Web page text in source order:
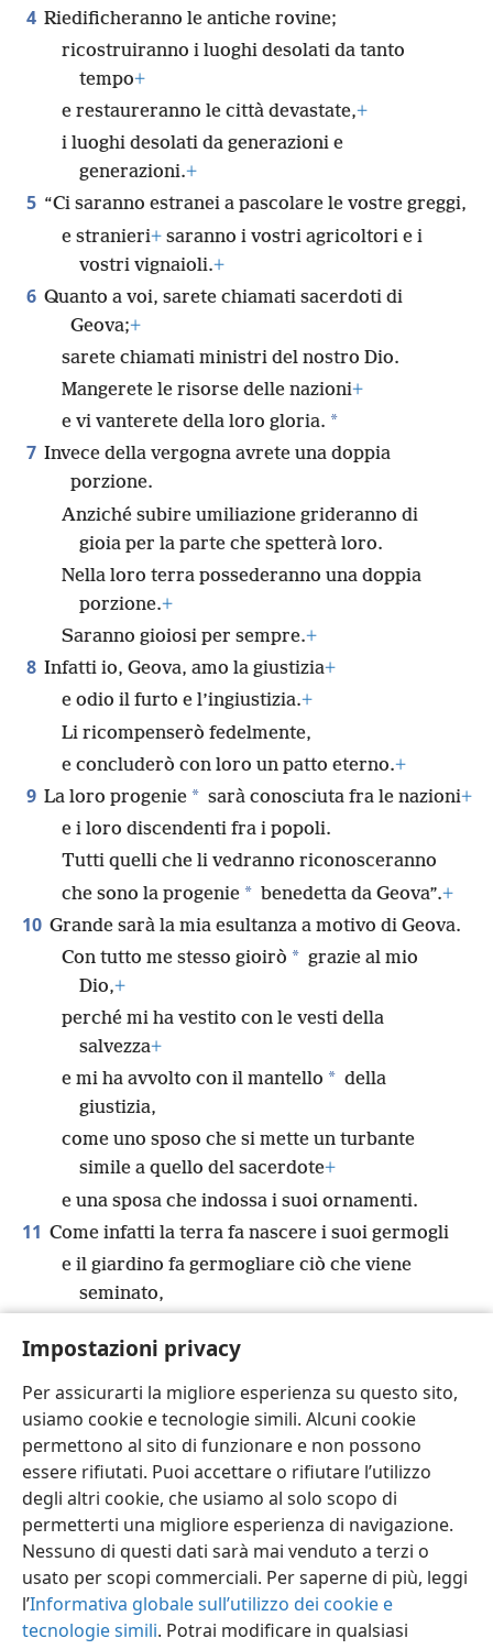
Impostazioni privacy
Per assicurarti la migliore esperienza su questo sito,
usiamo cookie e tecnologie simili. Alcuni cookie
permettono al sito di funzionare e non possono
essere rifiutati. Puoi accettare o rifiutare l’utilizzo
degli altri cookie, che usiamo al solo scopo di
permetterti una migliore esperienza di navigazione.
Nessuno di questi dati sarà mai venduto a terzi o
usato per scopi commerciali. Per saperne di più, leggi
l’Informativa globale sull’utilizzo dei cookie e
tecnologie simili. Potrai modificare in qualsiasi
4 Riedificheranno le antiche rovine;
ricostruiranno i luoghi desolati da tanto
tempo+
e restaureranno le città devastate,+
i luoghi desolati da generazioni e
generazioni.+
5 “Ci saranno estranei a pascolare le vostre greggi,
e stranieri+ saranno i vostri agricoltori e i
vostri vignaioli.+
6 Quanto a voi, sarete chiamati sacerdoti di
Geova;+
sarete chiamati ministri del nostro Dio.
Mangerete le risorse delle nazioni+
e vi vanterete della loro gloria. *
7 Invece della vergogna avrete una doppia
porzione.
Anziché subire umiliazione grideranno di
gioia per la parte che spetterà loro.
Nella loro terra possederanno una doppia
porzione.+
Saranno gioiosi per sempre.+
8 Infatti io, Geova, amo la giustizia+
e odio il furto e l’ingiustizia.+
Li ricompenserò fedelmente,
e concluderò con loro un patto eterno.+
9 La loro progenie * sarà conosciuta fra le nazioni+
e i loro discendenti fra i popoli.
Tutti quelli che li vedranno riconosceranno
che sono la progenie * benedetta da Geova”.+
10 Grande sarà la mia esultanza a motivo di Geova.
Con tutto me stesso gioirò * grazie al mio
Dio,+
perché mi ha vestito con le vesti della
salvezza+
e mi ha avvolto con il mantello * della
giustizia,
come uno sposo che si mette un turbante
simile a quello del sacerdote+
e una sposa che indossa i suoi ornamenti.
11 Come infatti la terra fa nascere i suoi germogli
e il giardino fa germogliare ciò che viene
seminato,
farà germogliare giustizia
tutte le nazioni.
Italiano Condividi Impostazioni
Copyright© 2026 Watch Tower Bible and Tract Society of Pennsylvania
Condizioni d’uso Informativa sulla privacy
Impostazioni privacy
JW.ORG
Accedi